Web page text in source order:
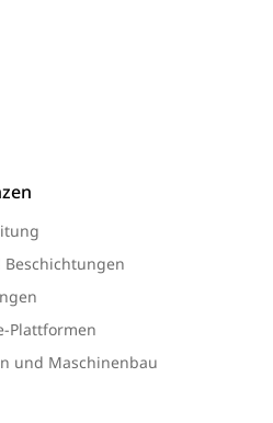
Beschichtungen
Plattformen
und Maschinenbau